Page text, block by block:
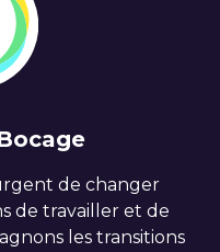
de changer
de travailler et de
les transitions